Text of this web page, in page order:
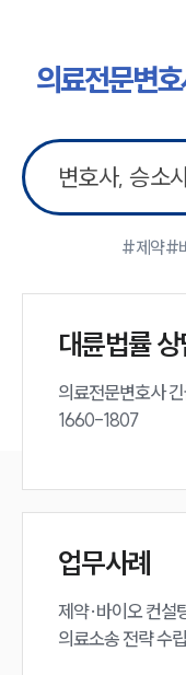
의료·바
대
의료전문변
#제약#
대륜법률
의료전문변호사
1660-1807
업무사례
제약·바이오 컨설
의료소송 전략 수립